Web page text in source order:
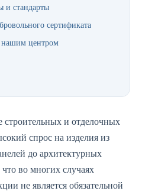
и стандарты
сертификата
нашим центром
и отделочных
спрос на изделия из
до архитектурных
во многих случаях
не является обязательной